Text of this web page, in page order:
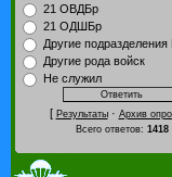
21 ОВДБр
21 ОДШБр
Другие
Другие рода войск
Не служил
[ Результаты· Архив
Всего ответов: 1418